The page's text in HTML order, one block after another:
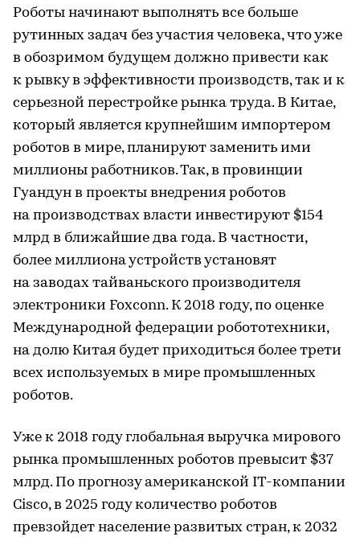
Роботы начинают выполнять все больше
рутинных задач без участия человека, что уже
в обозримом будущем должно привести как
к рывку в эффективности производств, так и к
серьезной перестройке рынка труда. В Китае,
который является крупнейшим импортером
роботов в мире, планируют заменить ими
миллионы работников. Так, в провинции
Гуандун в проекты внедрения роботов
на производствах власти инвестируют $154
млрд в ближайшие два года. В частности,
более миллиона устройств установят
на заводах тайваньского производителя
электроники Foxconn. К 2018 году, по оценке
Международной федерации робототехники,
на долю Китая будет приходиться более трети
всех используемых в мире промышленных
роботов.
Уже к 2018 году глобальная выручка мирового
рынка промышленных роботов превысит $37
млрд. По прогнозу американской IT-компании
Cisco, в 2025 году количество роботов
превзойдет население развитых стран, к 2032